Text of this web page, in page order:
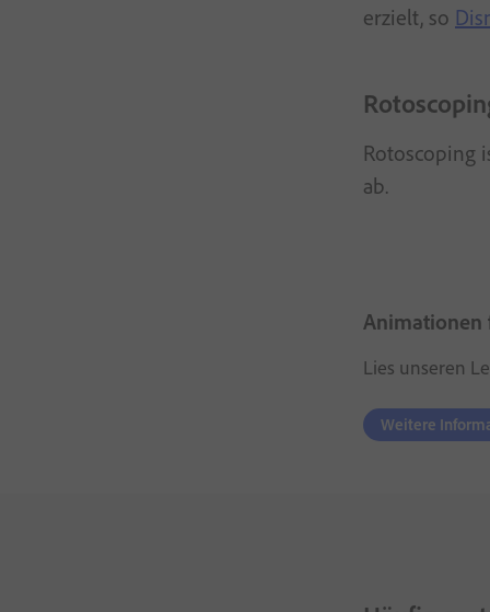
erzielt, so
Rotoscoping
ab.
Animationen
Lies unseren
Weitere